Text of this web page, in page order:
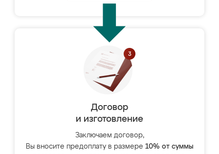
Договор
и изготовление
Заключаем договор,
Вы вносите предоплату в размере 10% от суммы